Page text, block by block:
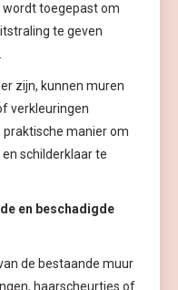
toegepast om
te geven
zijn, kunnen muren
verkleuringen
praktische manier om
schilderklaar te
en beschadigde
de bestaande muur
haarscheurtjes of